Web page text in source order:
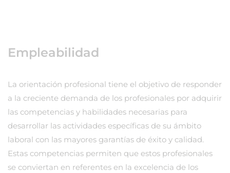
Empleabilidad
La orientación profesional tiene el objetivo de responder
a la creciente demanda de los profesionales por adquirir
las competencias y habilidades necesarias para
desarrollar las actividades específicas de su ámbito
laboral con las mayores garantías de éxito y calidad.
Estas competencias permiten que estos profesionales
se conviertan en referentes en la excelencia de los